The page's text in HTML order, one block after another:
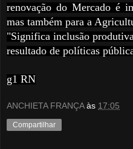
renovação do Mercado é
mas também para a
"Significa inclusão
resultado de políticas
g1 RN
ANCHIETA FRANÇA às 17:05
Compartilhar